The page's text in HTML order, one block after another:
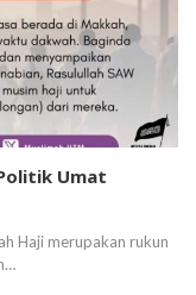
Umat
Haji merupakan rukun